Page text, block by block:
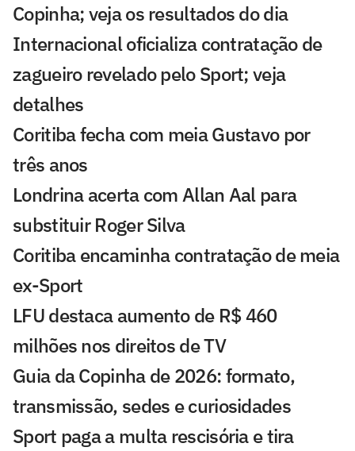
Copinha; veja os resultados do dia
Internacional oficializa contratação de
zagueiro revelado pelo Sport; veja
detalhes
Coritiba fecha com meia Gustavo por
três anos
Londrina acerta com Allan Aal para
substituir Roger Silva
Coritiba encaminha contratação de meia
ex-Sport
LFU destaca aumento de R$ 460
milhões nos direitos de TV
Guia da Copinha de 2026: formato,
transmissão, sedes e curiosidades
Sport paga a multa rescisória e tira